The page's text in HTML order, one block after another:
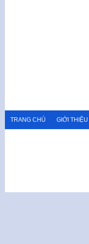
TRANG CHỦ GIỚI THIỆU